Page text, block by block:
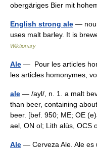
obergäriges Bier mit
English strong ale —
uses malt barley. It is
Wiktionary
Ale — Pour les articles
les articles homonymes,
ale — /ayl/, n. 1. a malt
than beer, containing
beer. [bef. 950; ME; OE
ael, ON ol; Lith alùs,
Ale — Cerveza Ale. Ale es